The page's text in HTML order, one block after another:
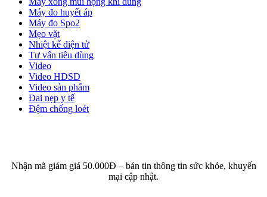
Máy đo huyết áp
Máy đo Spo2
Mẹo vặt
Nhiệt kế điện tử
Tư vấn tiêu dùng
Video
Video HDSD
Video sản phẩm
Đai nẹp y tế
Đệm chống loét
Nhận mã giảm giá 50.000Đ – bản tin thông tin sức khỏe, khuyến
mại cập nhật.